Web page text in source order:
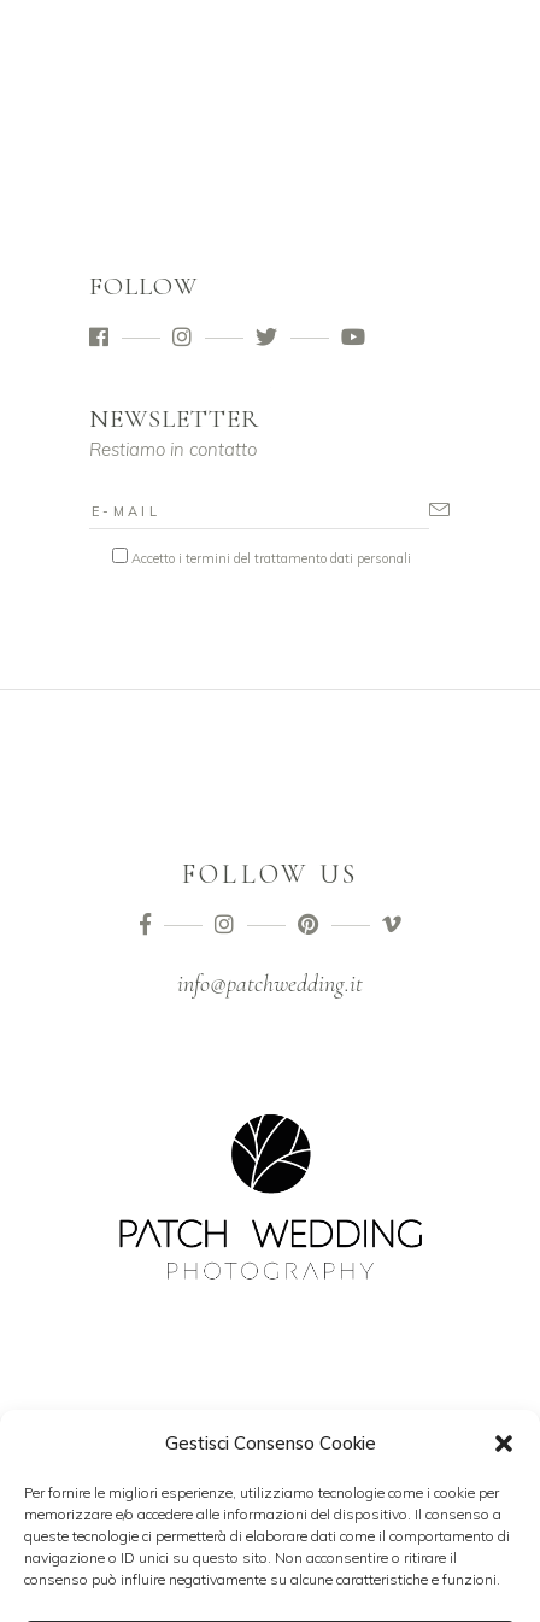
Gestisci Consenso Cookie
Per fornire le migliori esperienze, utilizziamo tecnologie come i cookie per
memorizzare e/o accedere alle informazioni del dispositivo. Il consenso a
queste tecnologie ci permetterà di elaborare dati come il comportamento di
navigazione o ID unici su questo sito. Non acconsentire o ritirare il
consenso può influire negativamente su alcune caratteristiche e funzioni.
FOLLOW
NEWSLETTER
Restiamo in contatto
Accetto i termini del trattamento dati personali
FOLLOW US
info@patchwedding.it
Resta aggiornato con Patch Wedding.